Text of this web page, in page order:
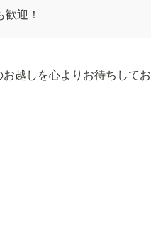
迎！
越しを心よりお待ちしてお